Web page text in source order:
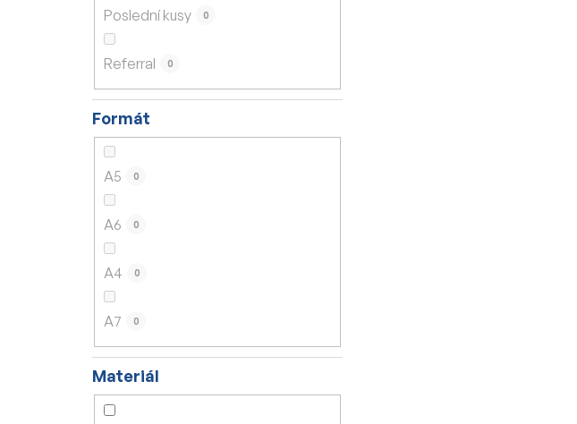
Poslední kusy 0
Referral 0
Formát
A5 0
A6 0
A4 0
A7 0
Materiál